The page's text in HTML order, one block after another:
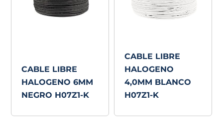
CABLE LIBRE
HALOGENO 6MM
NEGRO H07Z1-K
CABLE LIBRE
HALOGENO
4,0MM BLANCO
H07Z1-K